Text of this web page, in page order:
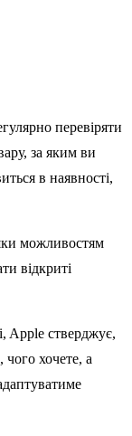
перевіряти
за яким ви
в наявності,
можливостям
відкриті
Apple стверджує,
хочете, а